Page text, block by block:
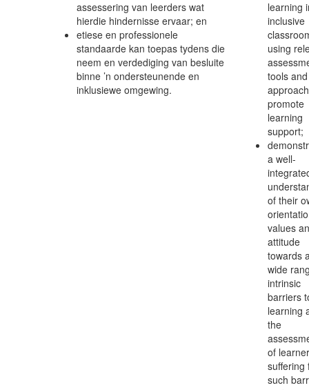
assessering van leerders wat
hierdie hindernisse ervaar; en
etiese en professionele
standaarde kan toepas tydens die
neem en verdediging van besluite
binne ’n ondersteunende en
inklusiewe omgewing.
learning
inclusive
using
tools and
promote
learning
support;
a well-
of their
values
attitude
towards
wide
intrinsic
barriers
learning
the
of
suffering
such